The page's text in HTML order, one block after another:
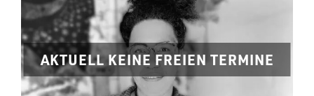
AKTUELL KEINE FREIEN TERMINE